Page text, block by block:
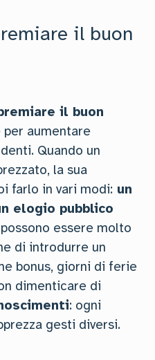
il buon
il buon
aumentare
Quando un
la sua
farlo in vari modi: un
elogio pubblico
possono essere molto
di introdurre un
bonus, giorni di ferie
dimenticare di
: ogni
gesti diversi.